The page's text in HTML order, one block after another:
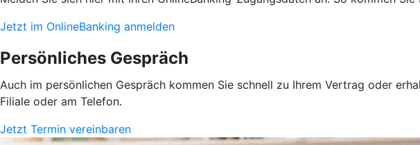
Jetzt im OnlineBanking anmelden
Persönliches Gespräch
Auch im persönlichen Gespräch kommen Sie schnell zu Ihrem Vertrag oder
Filiale oder am Telefon.
Jetzt Termin vereinbaren